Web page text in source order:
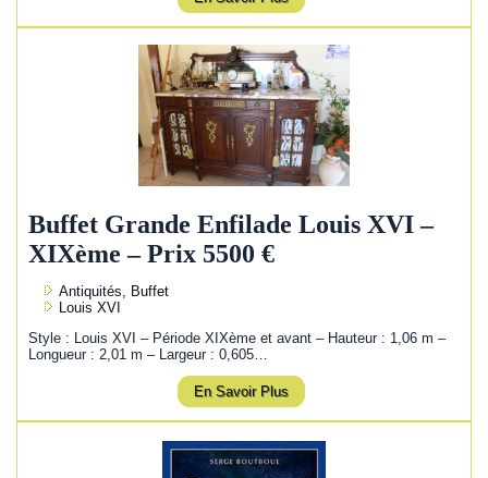
Buffet Grande Enfilade Louis XVI –
XIXème – Prix 5500 €
Antiquités, Buffet
Louis XVI
Style : Louis XVI – Période XIXème et avant – Hauteur : 1,06 m –
Longueur : 2,01 m – Largeur : 0,605…
En Savoir Plus